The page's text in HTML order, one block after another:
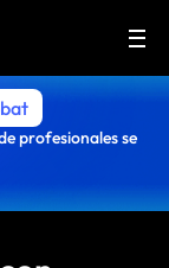
profesionales se